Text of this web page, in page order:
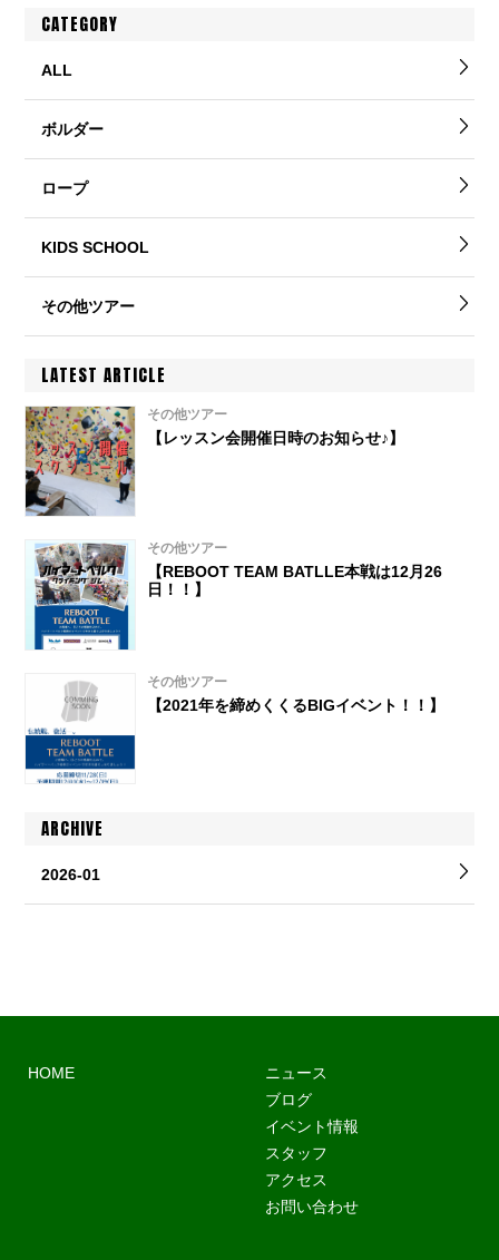
CATEGORY
ALL
ボルダー
ロープ
KIDS SCHOOL
その他ツアー
LATEST ARTICLE
その他ツアー
【レッスン会開催日時のお知らせ♪】
その他ツアー
【REBOOT TEAM BATLLE本戦は12月26
日！！】
その他ツアー
【2021年を締めくくるBIGイベント！！】
ARCHIVE
2026-01
HOME
ニュース
ブログ
イベント情報
スタッフ
アクセス
お問い合わせ